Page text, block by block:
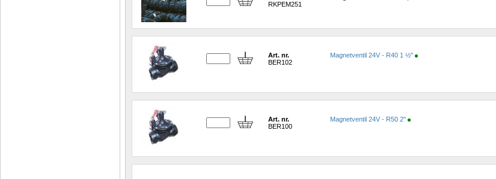
RKPEM251
Art. nr.
BER102
Magnetventil 24V - R40 1 ½"
Art. nr.
BER100
Magnetventil 24V - R50 2"